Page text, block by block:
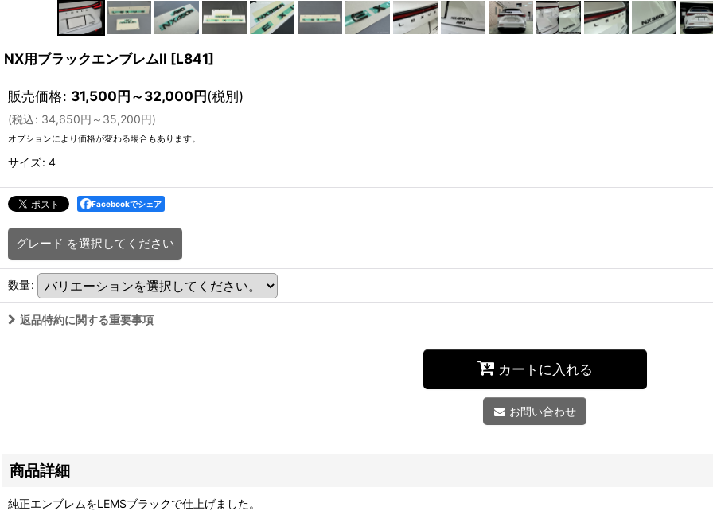
NX用ブラックエンブレムII [L841]
販売価格: 31,500円～32,000円(税別)
(税込: 34,650円 ～35,200円)
オプションにより価格が変わる場合もあります。
サイズ: 4
Facebookでシェア
グレード を選択してください
数量:
返品特約に関する重要事項
カートに入れる
お問い合わせ
商品詳細
純正エンブレムをLEMSブラックで仕上げました。